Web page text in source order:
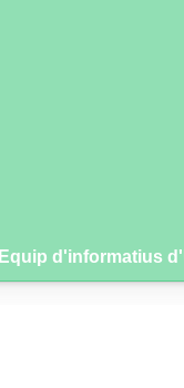
Equip d'informatius